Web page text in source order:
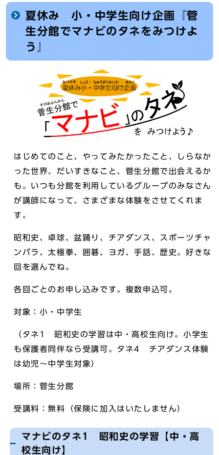
夏休み 小・中学生向け企画『菅
生分館でマナビのタネをみつけよ
う』
はじめてのこと、やってみたかったこと、しらなか
った世界、だいすきなこと、菅生分館で出会えるか
も。いつも分館を利用しているグループのみなさん
が講師になって、さまざまな体験をさせてくれま
す。
昭和史、卓球、盆踊り、チアダンス、スポーツチャ
ンバラ、太極拳、囲碁、ヨガ、手話、歴史。好きな
回を選んでね。
各回ごとのお申し込みです。複数申込可。
対象：小・中学生
（タネ1 昭和史の学習は中・高校生向け。小学生
も保護者同伴なら受講可。タネ4 チアダンス体験
は幼児～中学生対象）
場所：菅生分館
受講料：無料（保険に加入はいたしません）
マナビのタネ1 昭和史の学習【中・高
校生向け】